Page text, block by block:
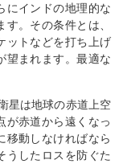
にインドの地理的な
。その条件とは、
ットなどを打ち上げ
望まれます。最適な
星は地球の赤道上空
が赤道から遠くなっ
移動しなければなら
うしたロスを防ぐた